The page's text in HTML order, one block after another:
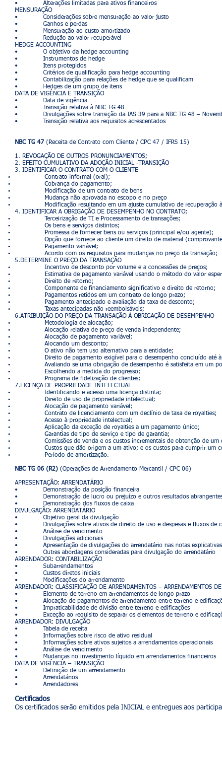
• Alterações limitadas para ativos financeiros
MENSURAÇÃO
• Considerações sobre mensuração ao valor justo
• Ganhos e perdas
• Mensuração ao custo amortizado
• Redução ao valor recuperável
HEDGE ACCOUNTING
• O objetivo da hedge accounting
• Instrumentos de hedge
• Itens protegidos
• Critérios de qualificação para hedge accounting
• Contabilização para relações de hedge que se qualificam
• Hedges de um grupo de itens
DATA DE VIGÊNCIA E TRANSIÇÃO
• Data de vigência
• Transição relativa à NBC TG 48
• Divulgações sobre transição da IAS 39 para a NBC TG 48 –
• Transição relativa aos requisitos acrescentados
NBC TG 47 (Receita de Contrato com Cliente / CPC 47 / IFRS 15)
1. REVOGAÇÃO DE OUTROS PRONUNCIAMENTOS;
2. EFEITO CUMULATIVO DA ADOÇÃO INICIAL -TRANSIÇÃO
3. IDENTIFICAR O CONTRATO COM O CLIENTE
Contrato informal (oral);
Cobrança do pagamento;
Modificação de um contrato de bens
Mudança não aprovada no escopo e no preço
Modificação resultando em um ajuste cumulativo de recuperação
4. IDENTIFICAR A OBRIGAÇÃO DE DESEMPENHO NO CONTRATO;
Terceirização de TI e Processamento de transações;
Os bens e serviços distintos;
Promessa de fornecer bens ou serviços (principal e/ou agente);
Opção que fornece ao cliente um direito de material (comprovante
Pagamento variável;
Acordo com os requisitos para mudanças no preço da transação;
5.DETERMINE O PREÇO DA TRANSAÇÃO
Incentivo de desconto por volume e a concessões de preços;
Estimativa de pagamento variável usando o método do valor
Direito de retorno;
Componente de financiamento significativo e direito de retorno;
Pagamentos retidos em um contrato de longo prazo;
Pagamento antecipado e avaliação da taxa de desconto;
Taxas antecipadas não reembolsáveis;
6.ATRIBUIÇÃO DO PREÇO DA TRANSAÇÃO À OBRIGAÇÃO DE DESEMPENHO
Metodologia de alocação;
Alocação relativa de preço de venda independente;
Alocação de pagamento variável;
Alocando um desconto;
O ativo não tem uso alternativo para a entidade;
Direito de pagamento exigível para o desempenho concluído até à
Avaliando se uma obrigação de desempenho é satisfeita em um
Escolhendo a medida do progresso;
Programa de fidelização de clientes;
7.LICENÇA DE PROPRIEDADE INTELECTUAL
Identificando e acesso uma licença distinta;
Direito de uso de propriedade intelectual;
Alocação de pagamento variável;
Contrato de licenciamento com um declínio de taxa de royalties;
Acesso à propriedade intelectual;
Aplicação da exceção de royalties a um pagamento único;
Garantias de tipo de serviço e tipo de garantia;
Comissões de venda e os custos incrementais de obtenção de um
Custos que dão origem a um ativo; e os custos para cumprir um
Período de amortização.
NBC TG 06 (R2) (Operações de Arrendamento Mercantil / CPC 06)
APRESENTAÇÃO: ARRENDATÁRIO
• Demonstração da posição financeira
• Demonstração de lucro ou prejuízo e outros resultados
• Demonstração dos fluxos de caixa
DIVULGAÇÃO: ARRENDATÁRIO
• Objetivo geral da divulgação
• Divulgações sobre ativos de direito de uso e despesas e fluxos de
• Análise de vencimento
• Divulgações adicionais
• Apresentação de divulgações do arrendatário nas notas explicativas
• Outras abordagens consideradas para divulgação do arrendatário
ARRENDADOR: CONTABILIZAÇÃO
• Subarrendamentos
• Custos diretos iniciais
• Modificações do arrendamento
ARRENDADOR: CLASSIFICAÇÃO DE ARRENDAMENTOS – ARRENDAMENTOS
• Elemento de terreno em arrendamentos de longo prazo
• Alocação de pagamentos de arrendamento entre terreno e
• Impraticabilidade de divisão entre terreno e edificações
• Exceção ao requisito de separar os elementos de terreno e
ARRENDADOR: DIVULGAÇÃO
• Tabela de receita
• Informações sobre risco de ativo residual
• Informações sobre ativos sujeitos a arrendamentos operacionais
• Análise de vencimento
• Mudanças no investimento líquido em arrendamentos financeiros
DATA DE VIGÊNCIA – TRANSIÇÃO
• Definição de um arrendamento
• Arrendatários
• Arrendadores
Certificados
Os certificados serão emitidos pela INICIAL e entregues aos